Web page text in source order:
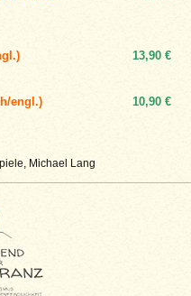
Michael Lang
13,90 €
engl.)
10,90 €